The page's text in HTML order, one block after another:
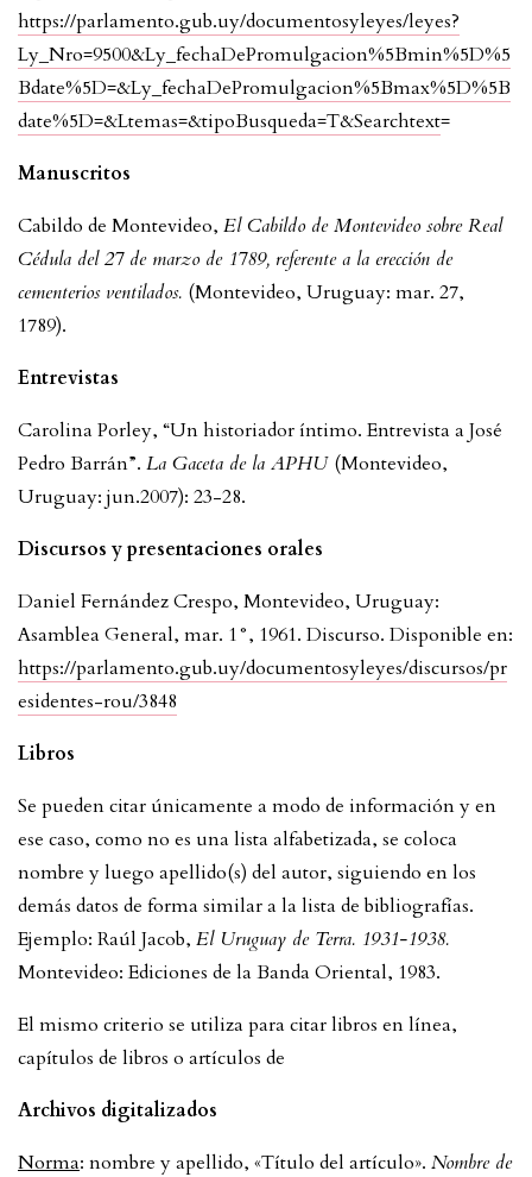
https://parlamento.gub.uy/documentosyleyes/leyes?
Ly_Nro=9500&Ly_fechaDePromulgacion%5Bmin%5D%5
Bdate%5D=&Ly_fechaDePromulgacion%5Bmax%5D%5B
date%5D=&Ltemas=&tipoBusqueda=T&Searchtext=
Manuscritos
Cabildo de Montevideo, El Cabildo de Montevideo sobre Real
Cédula del 27 de marzo de 1789, referente a la erección de
cementerios ventilados. (Montevideo, Uruguay: mar. 27,
1789).
Entrevistas
Carolina Porley, “Un historiador íntimo. Entrevista a José
Pedro Barrán”. La Gaceta de la APHU (Montevideo,
Uruguay: jun.2007): 23-28.
Discursos y presentaciones orales
Daniel Fernández Crespo, Montevideo, Uruguay:
Asamblea General, mar. 1°, 1961. Discurso. Disponible en:
https://parlamento.gub.uy/documentosyleyes/discursos/pr
esidentes-rou/3848
Libros
Se pueden citar únicamente a modo de información y en
ese caso, como no es una lista alfabetizada, se coloca
nombre y luego apellido(s) del autor, siguiendo en los
demás datos de forma similar a la lista de bibliografías.
Ejemplo: Raúl Jacob, El Uruguay de Terra. 1931-1938.
Montevideo: Ediciones de la Banda Oriental, 1983.
El mismo criterio se utiliza para citar libros en línea,
capítulos de libros o artículos de
Archivos digitalizados
Norma: nombre y apellido, «Título del artículo». Nombre de